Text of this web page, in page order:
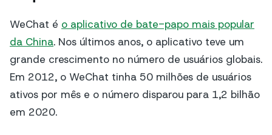
WeChat é o aplicativo de bate-papo mais popular
da China. Nos últimos anos, o aplicativo teve um
grande crescimento no número de usuários globais.
Em 2012, o WeChat tinha 50 milhões de usuários
ativos por mês e o número disparou para 1,2 bilhão
em 2020.